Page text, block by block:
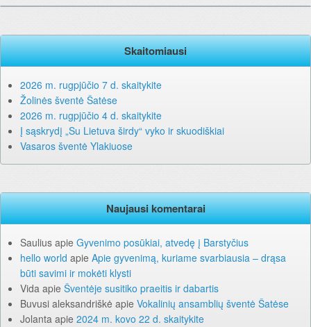
Skaitomiausi
2026 m. rugpjūčio 7 d. skaitykite
Žolinės šventė Šatėse
2026 m. rugpjūčio 4 d. skaitykite
Į sąskrydį „Su Lietuva širdy“ vyko ir skuodiškiai
Vasaros šventė Ylakiuose
Naujausi komentarai
Saulius apie Gyvenimo posūkiai, atvedę į Barstyčius
hello world apie Apie gyvenimą, kuriame svarbiausia – drąsa
būti savimi ir mokėti klysti
Vida apie Šventėje susitiko praeitis ir dabartis
Buvusi aleksandriškė apie Vokalinių ansamblių šventė Šatėse
Jolanta apie 2024 m. kovo 22 d. skaitykite